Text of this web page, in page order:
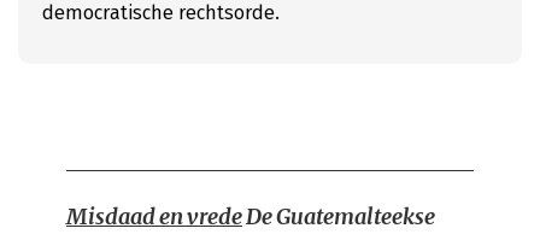
democratische rechtsorde.
Misdaad en vredeDe Guatemalteekse